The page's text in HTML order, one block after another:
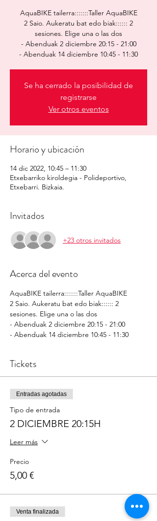
AquaBIKE tailerra:::::::Taller AquaBIKE
2 Saio. Aukeratu bat edo biak:::::: 2
sesiones. Elige una o las dos
- Abenduak 2 diciembre 20:15 - 21:00
- Abenduak 14 diciembre 10:45 - 11:30
Se ha cerrado la posibilidad de
registrarse
Ver otros eventos
Horario y ubicación
14 dic 2022, 10:45 – 11:30
Etxebarriko kiroldegia - Polideportivo,
Etxebarri. Bizkaia.
Invitados
+23 otros invitados
Acerca del evento
AquaBIKE tailerra:::::::Taller AquaBIKE
2 Saio. Aukeratu bat edo biak:::::: 2
sesiones. Elige una o las dos
- Abenduak 2 diciembre 20:15 - 21:00
- Abenduak 14 diciembre 10:45 - 11:30
Tickets
Entradas agotadas
Tipo de entrada
2 DICIEMBRE 20:15H
Leer más
Precio
5,00 €
Venta finalizada